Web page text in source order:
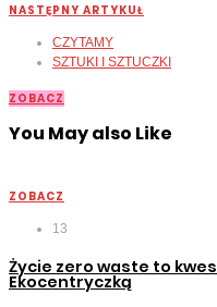
NASTĘPNY ARTYKUŁ
CZYTAMY
SZTUKI I SZTUCZKI
ZOBACZ
You May also Like
ZOBACZ
13
Życie zero waste to
Ekocentryczką